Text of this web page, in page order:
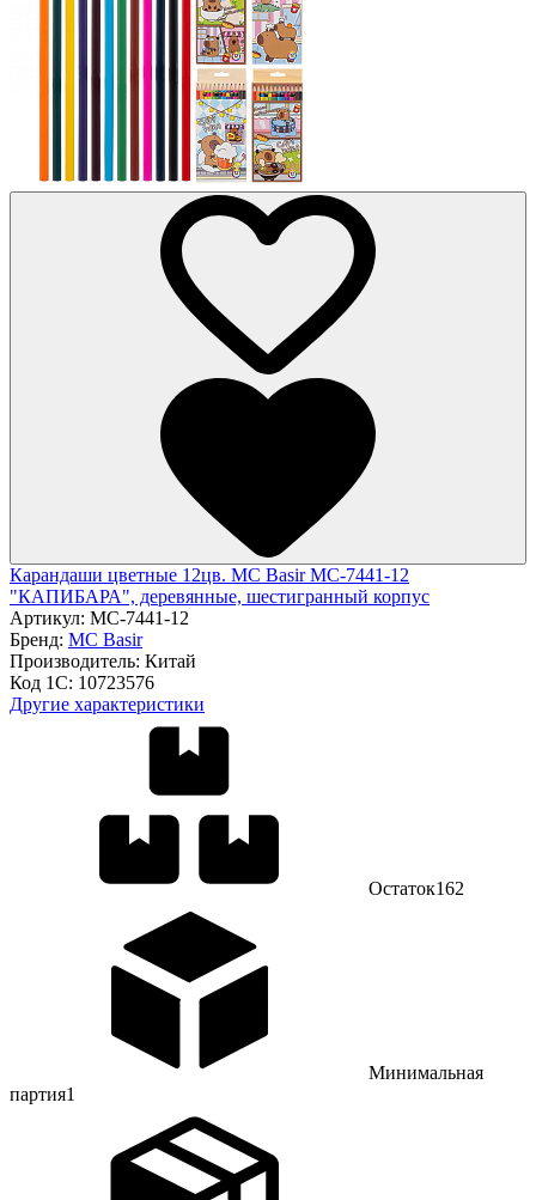
Карандаши цветные 12цв. MC Basir МС-7441-12
"КАПИБАРА", деревянные, шестигранный корпус
Артикул: МС-7441-12
Бренд: MC Basir
Производитель: Китай
Код 1С: 10723576
Другие характеристики
Остаток162
Минимальная
партия1